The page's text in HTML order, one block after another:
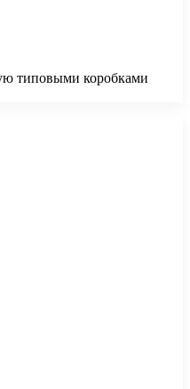
типовыми коробками